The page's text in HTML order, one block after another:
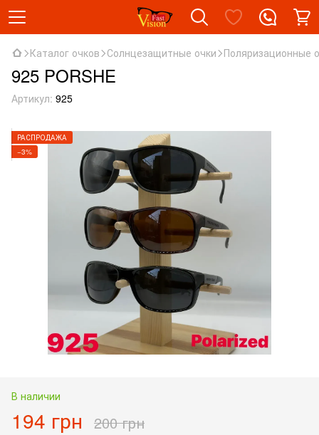
Каталог очков Солнцезащитные очки Поляризационные
925 PORSHE
Артикул: 925
РАСПРОДАЖА
−3%
В наличии
194 грн 200 грн